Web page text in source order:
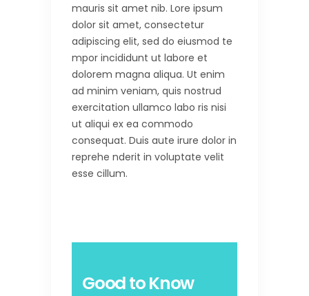
mauris sit amet nib. Lore ipsum
dolor sit amet, consectetur
adipiscing elit, sed do eiusmod te
mpor incididunt ut labore et
dolorem magna aliqua. Ut enim
ad minim veniam, quis nostrud
exercitation ullamco labo ris nisi
ut aliqui ex ea commodo
consequat. Duis aute irure dolor in
reprehe nderit in voluptate velit
esse cillum.
Good to Know